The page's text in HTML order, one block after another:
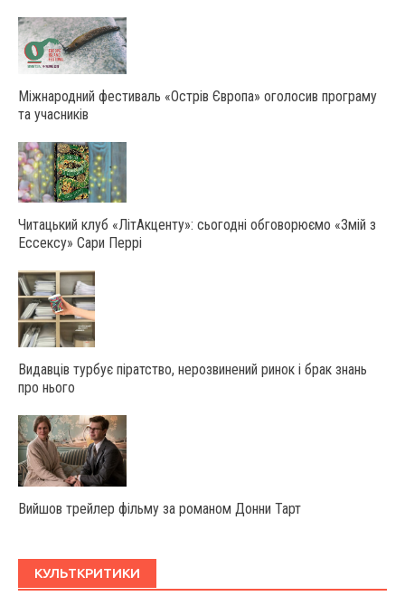
Міжнародний фестиваль «Острів Європа» оголосив програму
та учасників
Читацький клуб «ЛітАкценту»: сьогодні обговорюємо «Змій з
Ессексу» Сари Перрі
Видавців турбує піратство, нерозвинений ринок і брак знань
про нього
Вийшов трейлер фільму за романом Донни Тарт
КУЛЬТКРИТИКИ